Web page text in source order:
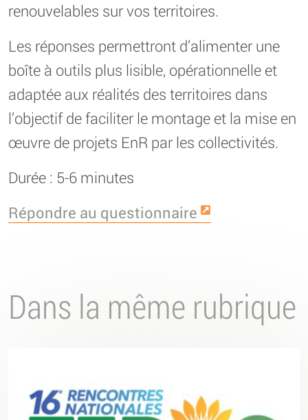
renouvelables sur vos territoires.
Les réponses permettront d’alimenter une
boîte à outils plus lisible, opérationnelle et
adaptée aux réalités des territoires dans
l’objectif de faciliter le montage et la mise en
œuvre de projets EnR par les collectivités.
Durée : 5-6 minutes
Répondre au questionnaire
Dans la même rubrique